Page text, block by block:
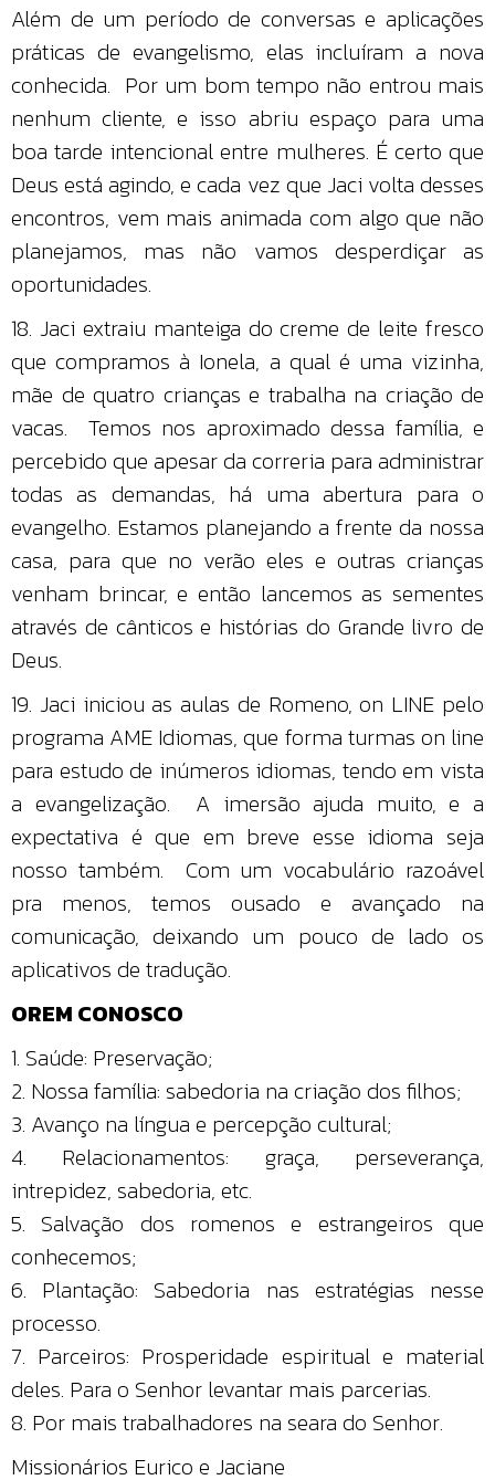
Além de um período de conversas e aplicações
práticas de evangelismo, elas incluíram a nova
conhecida. Por um bom tempo não entrou mais
nenhum cliente, e isso abriu espaço para uma
boa tarde intencional entre mulheres. É certo que
Deus está agindo, e cada vez que Jaci volta desses
encontros, vem mais animada com algo que não
planejamos, mas não vamos desperdiçar as
oportunidades.
18. Jaci extraiu manteiga do creme de leite fresco
que compramos à Ionela, a qual é uma vizinha,
mãe de quatro crianças e trabalha na criação de
vacas. Temos nos aproximado dessa família, e
percebido que apesar da correria para administrar
todas as demandas, há uma abertura para o
evangelho. Estamos planejando a frente da nossa
casa, para que no verão eles e outras crianças
venham brincar, e então lancemos as sementes
através de cânticos e histórias do Grande livro de
Deus.
19. Jaci iniciou as aulas de Romeno, on LINE pelo
programa AME Idiomas, que forma turmas on line
para estudo de inúmeros idiomas, tendo em vista
a evangelização. A imersão ajuda muito, e a
expectativa é que em breve esse idioma seja
nosso também. Com um vocabulário razoável
pra menos, temos ousado e avançado na
comunicação, deixando um pouco de lado os
aplicativos de tradução.
OREM CONOSCO
1. Saúde: Preservação;
2. Nossa família: sabedoria na criação dos filhos;
3. Avanço na língua e percepção cultural;
4. Relacionamentos: graça, perseverança,
intrepidez, sabedoria, etc.
5. Salvação dos romenos e estrangeiros que
conhecemos;
6. Plantação: Sabedoria nas estratégias nesse
processo.
7. Parceiros: Prosperidade espiritual e material
deles. Para o Senhor levantar mais parcerias.
8. Por mais trabalhadores na seara do Senhor.
Missionários Eurico e Jaciane